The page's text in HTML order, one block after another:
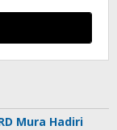
Mura Hadiri